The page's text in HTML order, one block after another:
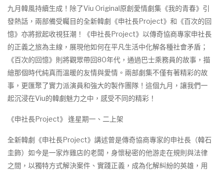
九月韓風持續生成！除了Viu Original原創愛情劇集《我的青春》引
發熱話，兩部備受矚目的全新韓劇《申社長Project》和《百次的回
憶》亦將掀起收視狂潮！《申社長Project》以傳奇協商專家申社長
的正義之旅為主線，展現他如何在平凡生活中化解各種社會矛盾；
《百次的回憶》則將觀眾帶回80年代，通過巴士乘務員的故事，描
繪那個時代純真而溫暖的友情與愛情。兩部劇集不僅有著精彩的故
事，更匯聚了實力派演員和強大的製作團隊！這個九月，讓我們一
起沉浸在Viu的韓劇魅力之中，感受不同的精彩！
《申社長Project》 逢星期一、二上架
全新韓劇《申社長Project》講述曾是傳奇協商專家的申社長（韓石
圭飾）如今是一家炸雞店的老闆，身懷秘密的他游走在規則與法律
之間，以獨特方式解決案件、實踐正義，成為化解糾紛的英雄，用